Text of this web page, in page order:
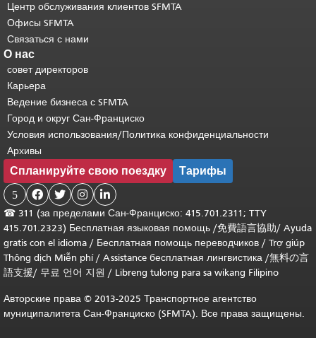
Центр обслуживания клиентов SFMTA
Офисы SFMTA
Связаться с нами
О нас
совет директоров
Карьера
Ведение бизнеса с SFMTA
Город и округ Сан-Франциско
Условия использования/Политика конфиденциальности
Архивы
Спланируйте свою поездку Тарифы
5    
☎ 311 (за пределами Сан-Франциско: 415.701.2311; TTY
415.701.2323) Бесплатная языковая помощь /免費語言協助/ Ayuda
gratis con el idioma / Бесплатная помощь переводчиков / Trợ giúp
Thông dịch Miễn phí/ Assistance бесплатная лингвистика /無料の言
語支援/ 무료 언어 지원 / Libreng tulong para sa wikang Filipino
Авторские права © 2013-2025 Транспортное агентство
муниципалитета Сан-Франциско (SFMTA). Все права защищены.